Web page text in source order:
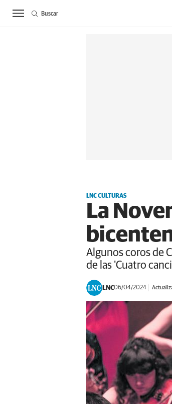
Buscar
LNC CULTURAS
La
Algunos coros de
de las 'Cuatro
LNC06/04/2024